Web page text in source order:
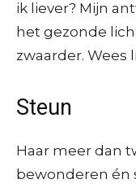
ik liever? Mijn
het gezonde
zwaarder. Wees
Steun
Haar meer dan
bewonderen én